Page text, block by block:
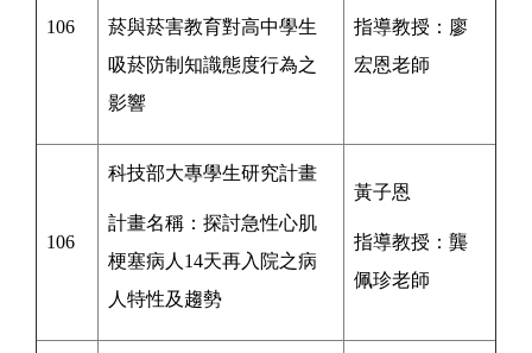
106
菸與菸害教育對高中學生
吸菸防制知識態度行為之
影響
指導教授：廖
宏恩老師
106
科技部大專學生研究計畫
計畫名稱： 探討急性心肌
梗塞病人14天再入院之病
人特性及趨勢
黃子恩
指導教授： 龔
佩珍老師